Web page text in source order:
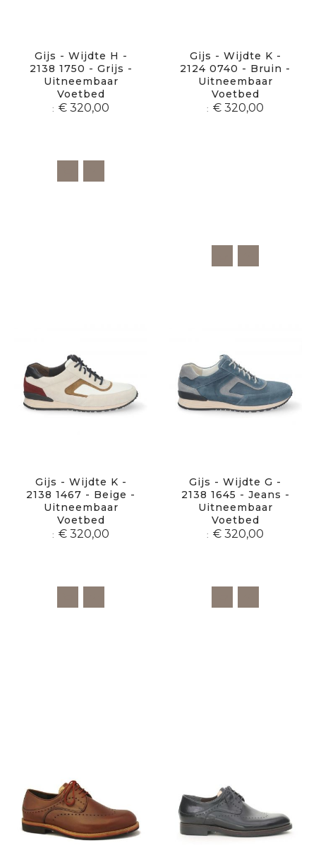
Gijs - Wijdte H -
2138 1750 - Grijs -
Uitneembaar
Voetbed
€ 320,00
Gijs - Wijdte K -
2124 0740 - Bruin -
Uitneembaar
Voetbed
€ 320,00
Gijs - Wijdte K -
2138 1467 - Beige -
Uitneembaar
Voetbed
€ 320,00
Gijs - Wijdte G -
2138 1645 - Jeans -
Uitneembaar
Voetbed
€ 320,00